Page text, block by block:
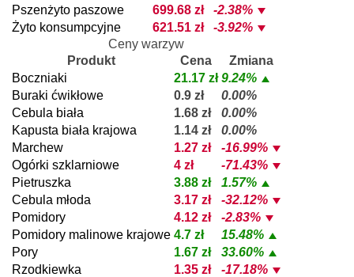
Pszenżyto paszowe
699.68 zł
-2.38%
Żyto konsumpcyjne
621.51 zł
-3.92%
Ceny warzyw
Produkt
Cena
Zmiana
Boczniaki
21.17 zł 9.24%
Buraki ćwikłowe
0.9 zł
0.00%
Cebula biała
1.68 zł
0.00%
Kapusta biała krajowa
1.14 zł
0.00%
Marchew
1.27 zł
-16.99%
Ogórki szklarniowe
4 zł
-71.43%
Pietruszka
3.88 zł
1.57%
Cebula młoda
3.17 zł
-32.12%
Pomidory
4.12 zł
-2.83%
Pomidory malinowe krajowe 4.7 zł
15.48%
Pory
1.67 zł
33.60%
Rzodkiewka
1.35 zł
-17.18%